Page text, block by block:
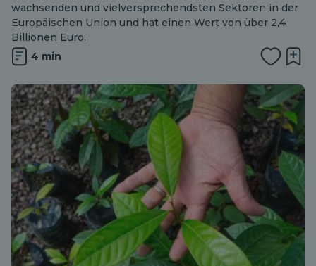
wachsenden und vielversprechendsten Sektoren in der
Europäischen Union und hat einen Wert von über 2,4
Billionen Euro.
4 min